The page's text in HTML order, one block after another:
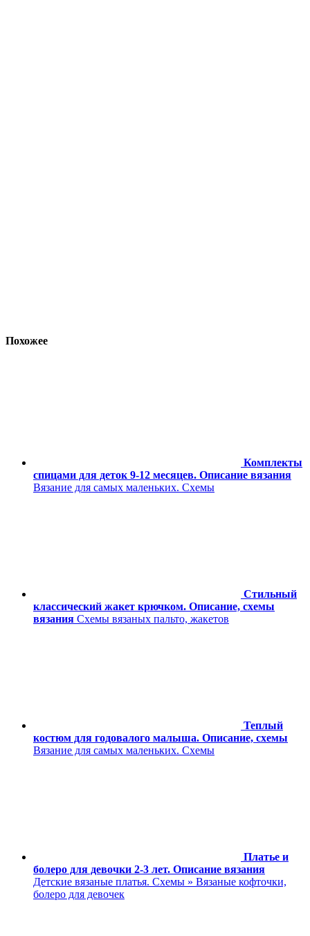
Похожее
Комплекты
спицами для деток 9-12 месяцев. Описание вязания
Вязание для самых маленьких. Схемы
Стильный
классический жакет крючком. Описание, схемы
вязания Схемы вязаных пальто, жакетов
Теплый
костюм для годовалого малыша. Описание, схемы
Вязание для самых маленьких. Схемы
Платье и
болеро для девочки 2-3 лет. Описание вязания
Детские вязаные платья. Схемы » Вязаные кофточки,
болеро для девочек